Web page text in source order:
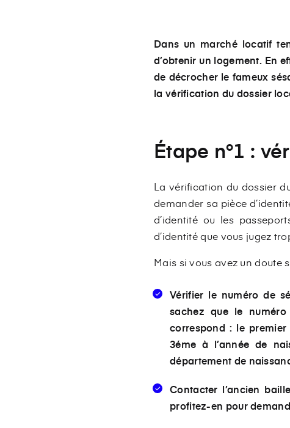
Dans un marché locatif
d’obtenir un logement. En
de décrocher le fameux
la vérification du dossier
Étape n°1 :
La vérification du dossier
demander sa pièce
d’identité ou les
d’identité que vous jugez
Mais si vous avez un doute
Vérifier le numéro de
sachez que le
correspond : le
3éme à l’année de
département de
Contacter l’ancien
profitez-en pour